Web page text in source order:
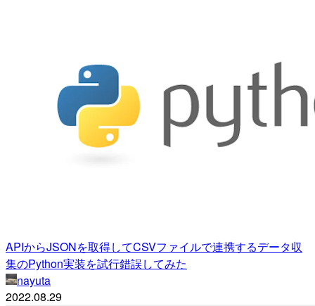
APIからJSONを取得してCSVファイルで連携するデータ収
集のPython実装を試行錯誤してみた
nayuta
2022.08.29